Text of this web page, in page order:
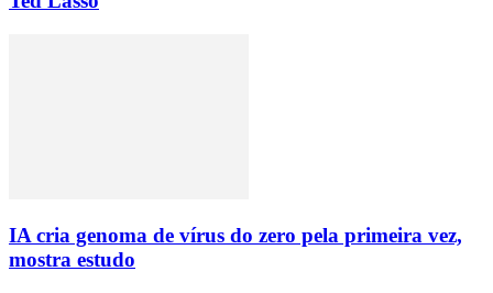
IA cria genoma de vírus do zero pela primeira vez,
mostra estudo